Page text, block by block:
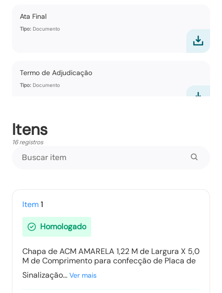
Ata Final
Tipo: Documento
Termo de Adjudicação
Tipo: Documento
Termo de Homologação
Tipo:Documento
Tipo:Documento
Itens
16 registros
Item1
Homologado
Chapa de ACM AMARELA 1,22 M de Largura X 5,0
M de Comprimento para confecção de Placa de
Sinalização... Ver mais